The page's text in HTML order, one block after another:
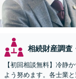
相続財産調査
【初回相談無料】冷静
よう努めます。各士業